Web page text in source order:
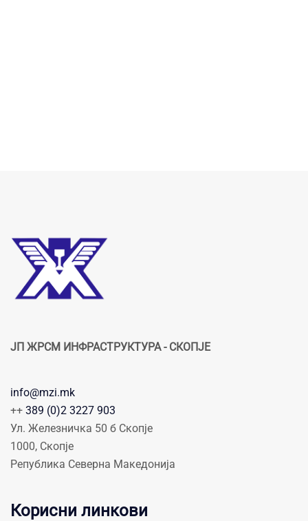
ЈП ЖРСМ ИНФРАСТРУКТУРА - СКОПЈЕ
info@mzi.mk
++ 389 (0)2 3227 903
Ул. Железничка 50 б Скопје
1000, Скопје
Република Северна Македонија
Корисни линкови